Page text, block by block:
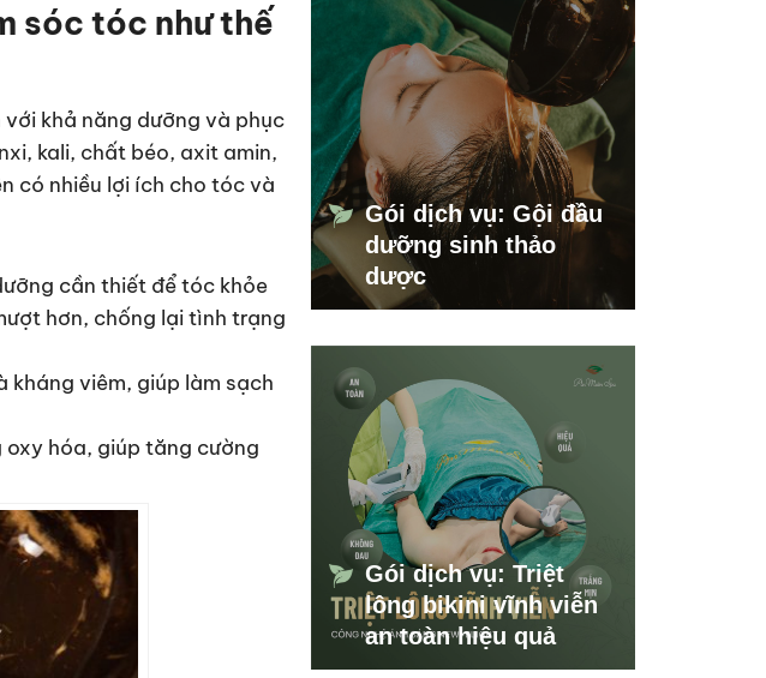
sóc tóc như thế
khả năng dưỡng và phục
kali, chất béo, axit amin,
có nhiều lợi ích cho tóc và
cần thiết để tóc khỏe
hơn, chống lại tình trạng
kháng viêm, giúp làm sạch
hóa, giúp tăng cường
Gói dịch vụ: Gội đầu
dưỡng sinh thảo
dược
Gói dịch vụ: Triệt
lông bikini vĩnh viễn
an toàn hiệu quả